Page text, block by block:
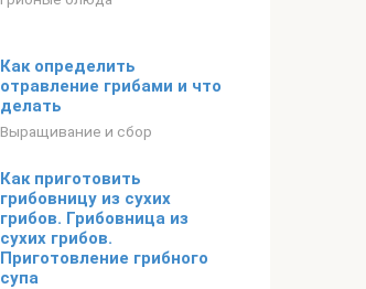
Как определить
отравление грибами и что
делать
Выращивание и сбор
Как приготовить
грибовницу из сухих
грибов. Грибовница из
сухих грибов.
Приготовление грибного
супа